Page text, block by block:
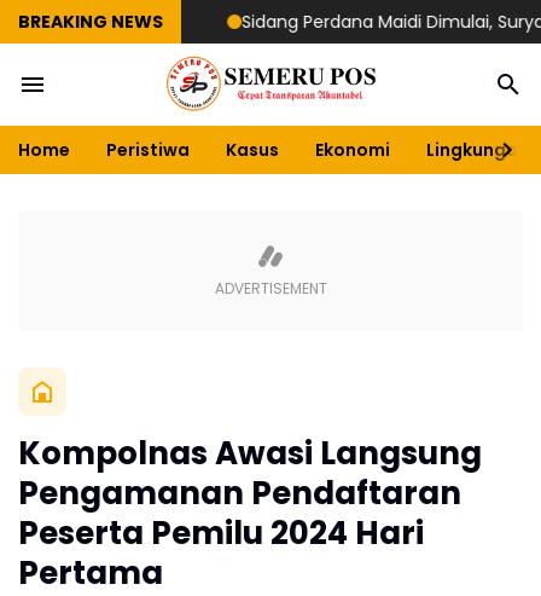
BREAKING NEWS Sidang Perdana Maidi Dimulai,
Home Peristiwa Kasus Ekonomi Lingkungan
Kompolnas Awasi Langsung
Pengamanan Pendaftaran
Peserta Pemilu 2024 Hari
Pertama